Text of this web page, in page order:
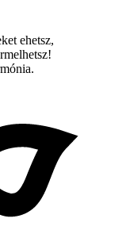
ehetsz,